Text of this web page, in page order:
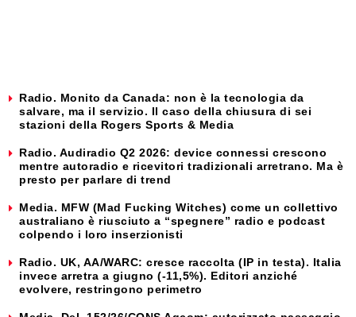
Radio. Monito da Canada: non è la tecnologia da
salvare, ma il servizio. Il caso della chiusura di sei
stazioni della Rogers Sports & Media
Radio. Audiradio Q2 2026: device connessi crescono
mentre autoradio e ricevitori tradizionali arretrano. Ma è
presto per parlare di trend
Media. MFW (Mad Fucking Witches) come un collettivo
australiano è riusciuto a “spegnere” radio e podcast
colpendo i loro inserzionisti
Radio. UK, AA/WARC: cresce raccolta (IP in testa). Italia
invece arretra a giugno (-11,5%). Editori anziché
evolvere, restringono perimetro